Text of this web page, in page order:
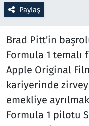
Paylaş
Brad Pitt'in
Formula 1 temalı
Apple Original
kariyerinde
emekliye
Formula 1 pilotu
Savunma Sanayi
Spor
Teknoloji ve
Televizyon